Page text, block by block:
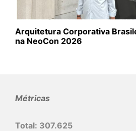
Arquitetura Corporativa
na NeoCon 2026
Métricas
Total: 307.625